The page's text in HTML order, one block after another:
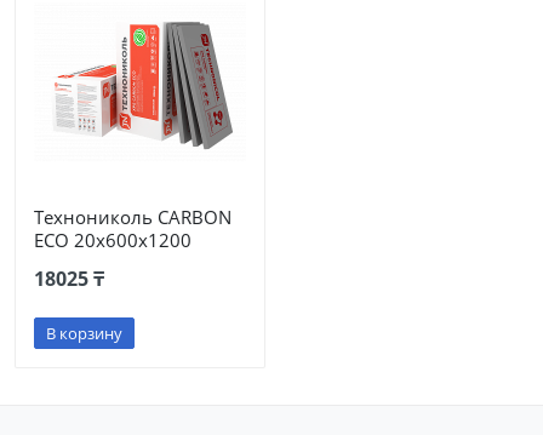
Технониколь CARBON
ECO 20х600х1200
18025 ₸
В корзину